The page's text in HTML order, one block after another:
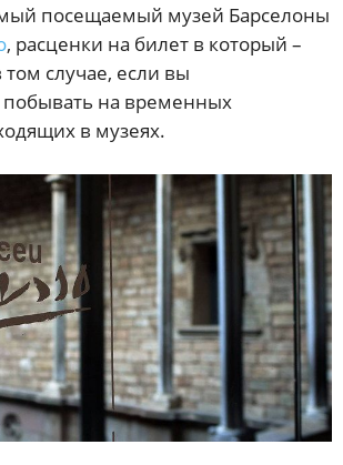
посещаемый музей Барселоны
, расценки на билет в который –
случае, если вы
побывать на временных
в музеях.